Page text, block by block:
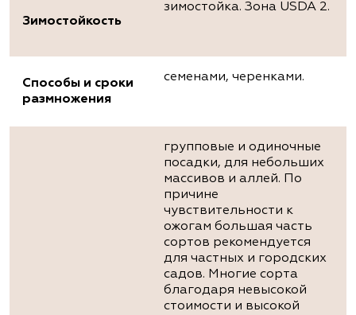
Зимостойкость
зимостойка. Зона USDA 2.
Способы и сроки
размножения
семенами, черенками.
групповые и одиночные
посадки, для небольших
массивов и аллей. По
причине
чувствительности к
ожогам большая часть
сортов рекомендуется
для частных и городских
садов. Многие сорта
благодаря невысокой
стоимости и высокой